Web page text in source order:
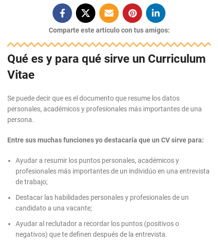
Comparte este artículo con tus amigos:
Qué es y para qué sirve un Curriculum
Vitae
Se puede decir que es el documento que resume los datos
personales, académicos y profesionales más importantes de una
persona.
Entre sus muchas funciones yo destacaría que un CV sirve para:
Ayudar a resumir los puntos personales, académicos y
profesionales más importantes de un individúo en una entrevista
de trabajo;
Destacar las habilidades personales y profesionales de un
candidato a una vacante;
Ayudar al reclutador a recordar los puntos (positivos o
negativos) que te definen después de la entrevista.